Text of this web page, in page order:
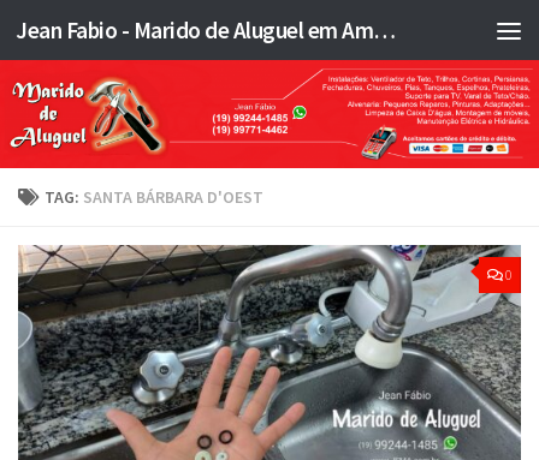
Skip to content Jean Fabio - Marido de Aluguel em Americana SP e região - JFMA
TAG: SANTA BÁRBARA D'OEST
0